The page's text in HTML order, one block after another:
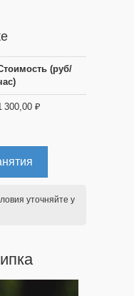
(руб/
300,00 ₽
уточняйте у